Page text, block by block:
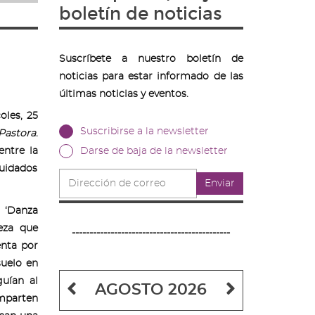
25
.
la
que
por
en
al
boletín de noticias
Suscríbete a nuestro boletín de
noticias para estar informado de las
últimas noticias y eventos.
Suscribirse a la newsletter
Darse de baja de la newsletter
de
correo
Enviar
---------------------------------------------
Mes
anterior
Mes
siguiente
AGOSTO 2026